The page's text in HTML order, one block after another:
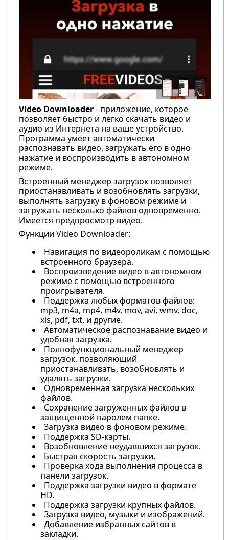
Video Downloader- приложение, которое
позволяет быстро и легко скачать видео и
аудио из Интернета на ваше устройство.
Программа умеет автоматически
распознавать видео, загружать его в одно
нажатие и воспроизводить в автономном
режиме.
Встроенный менеджер загрузок позволяет
приостанавливать и возобновлять загрузки,
выполнять загрузку в фоновом режиме и
загружать несколько файлов одновременно.
Имеется предпросмотр видео.
Функции Video Downloader:
Навигация по видеороликам с помощью
встроенного браузера.
Воспроизведение видео в автономном
режиме с помощью встроенного
проигрывателя.
Поддержка любых форматов файлов:
mp3, m4a, mp4, m4v, mov, avi, wmv, doc,
xls, pdf, txt, и другие.
Автоматическое распознавание видео и
удобная загрузка.
Полнофункциональный менеджер
загрузок, позволяющий
приостанавливать, возобновлять и
удалять загрузки.
Одновременная загрузка нескольких
файлов.
Сохранение загруженных файлов в
защищенной паролем папке.
Загрузка видео в фоновом режиме.
Поддержка SD-карты.
Возобновление неудавшихся загрузок.
Быстрая скорость загрузки.
Проверка хода выполнения процесса в
панели загрузок.
Поддержка загрузки видео в формате
HD.
Поддержка загрузки крупных файлов.
Загрузка видео, музыки и изображений.
Добавление избранных сайтов в
закладки.